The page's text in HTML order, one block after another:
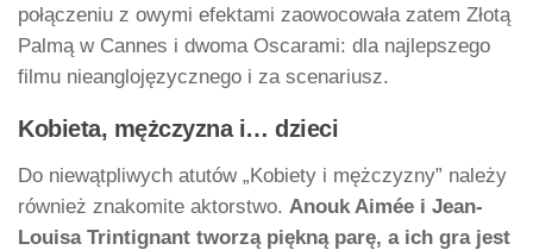
połączeniu z owymi efektami zaowocowała zatem Złotą
Palmą w Cannes i dwoma Oscarami: dla najlepszego
filmu nieanglojęzycznego i za scenariusz.
Kobieta, mężczyzna i… dzieci
Do niewątpliwych atutów „Kobiety i mężczyzny” należy
również znakomite aktorstwo. Anouk Aimée i Jean-
Louisa Trintignant tworzą piękną parę, a ich gra jest